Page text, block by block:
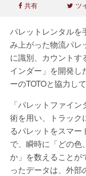
共有 ツ
パレットレンタルを
み上がった物流パレ
に識別、カウントす
インダー」を開発し
ーのTOTOと協力し
「パレットファイ
術を用い、トラック
るパレットをスマ
で、瞬時に「どの色
か」を数えることが
ったデータは、外